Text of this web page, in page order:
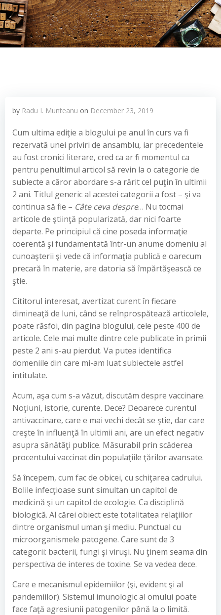
by Radu I. Munteanu on December 23, 2019
Cum ultima ediţie a blogului pe anul în curs va fi
rezervată unei priviri de ansamblu, iar precedentele
au fost cronici literare, cred ca ar fi momentul ca
pentru penultimul articol să revin la o categorie de
subiecte a căror abordare s-a rărit cel puţin în ultimii
2 ani. Titlul generic al acestei categorii a fost – şi va
continua să fie – Câte ceva despre… Nu tocmai
articole de ştiinţă popularizată, dar nici foarte
departe. Pe principiul că cine poseda informaţie
coerentă şi fundamentată într-un anume domeniu al
cunoaşterii şi vede că informaţia publică e oarecum
precară în materie, are datoria să împărtăşească ce
ştie.
Cititorul interesat, avertizat curent în fiecare
dimineaţă de luni, când se reînprospătează articolele,
poate răsfoi, din pagina blogului, cele peste 400 de
articole. Cele mai multe dintre cele publicate în primii
peste 2 ani s-au pierdut. Va putea identifica
domeniile din care mi-am luat subiectele astfel
intitulate.
Acum, aşa cum s-a văzut, discutăm despre vaccinare.
Noţiuni, istorie, curente. Dece? Deoarece curentul
antivaccinare, care e mai vechi decât se ştie, dar care
creşte în influenţă în ultimii ani, are un efect negativ
asupra sănătăţi publice. Măsurabil prin scăderea
procentului vaccinat din populaţiile ţărilor avansate.
Să începem, cum fac de obicei, cu schiţarea cadrului.
Bolile infecţioase sunt simultan un capitol de
medicină şi un capitol de ecologie. Ca disciplină
biologică. Al cărei obiect este totalitatea relaţiilor
dintre organismul uman şi mediu. Punctual cu
microorganismele patogene. Care sunt de 3
categorii: bacterii, fungi şi viruşi. Nu ţinem seama din
perspectiva de interes de toxine. Se va vedea dece.
Care e mecanismul epidemiilor (şi, evident şi al
pandemiilor). Sistemul imunologic al omului poate
face faţă agresiunii patogenilor până la o limită.